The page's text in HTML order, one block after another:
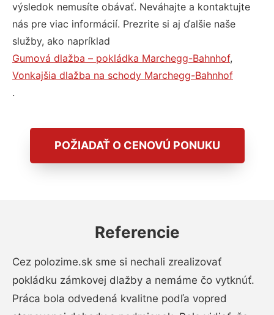
výsledok nemusíte obávať. Neváhajte a kontaktujte
nás pre viac informácií. Prezrite si aj ďalšie naše
služby, ako napríklad
Gumová dlažba – pokládka Marchegg-Bahnhof,
Vonkajšia dlažba na schody Marchegg-Bahnhof
.
POŽIADAŤ O CENOVÚ PONUKU
Referencie
Cez polozime.sk sme si nechali zrealizovať
pokládku zámkovej dlažby a nemáme čo vytknúť.
Práca bola odvedená kvalitne podľa vopred